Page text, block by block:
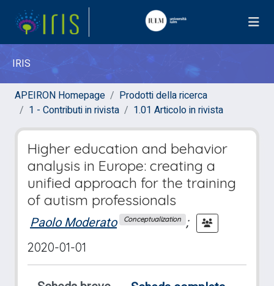
IRIS
APEIRON Homepage
Prodotti della ricerca
1 - Contributi in rivista
1.01 Articolo in rivista
Higher education and behavior
analysis in Europe: creating a
unified approach for the training
of autism professionals
Paolo Moderato
Conceptualization ;
2020-01-01